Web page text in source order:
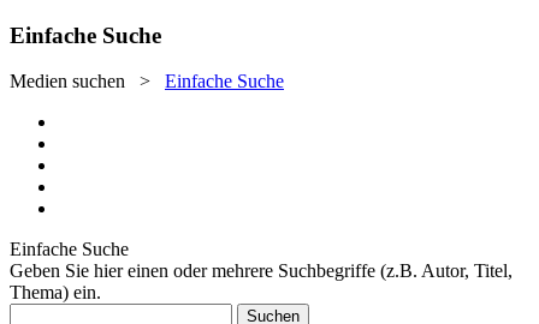
Einfache Suche
Medien suchen > Einfache Suche
Einfache Suche
Geben Sie hier einen oder mehrere Suchbegriffe (z.B. Autor, Titel,
Thema) ein.